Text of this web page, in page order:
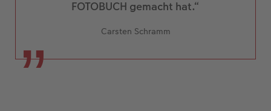
FOTOBUCH gemacht hat.“
Carsten Schramm